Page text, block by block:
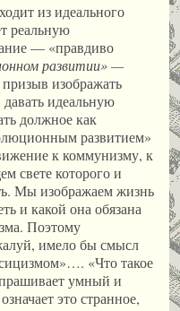
из идеального
реальную
— «правдиво
развитии» —
призыв изображать
идеальную
должное как
развитием»
к коммунизму, к
свете которого и
Мы изображаем жизнь
и какой она обязана
Поэтому
имело бы смысл
«Что такое
умный и
это странное,